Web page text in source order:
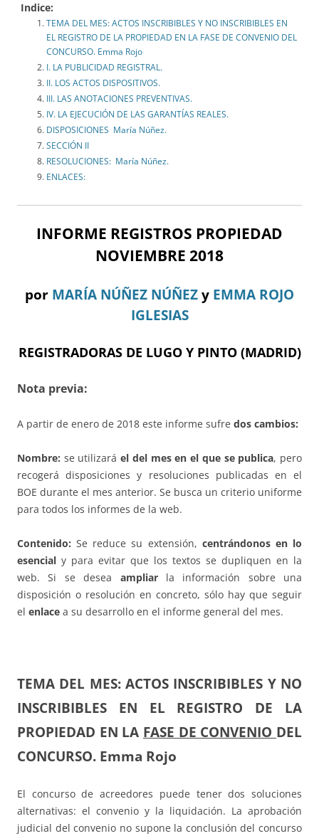
Indice:
TEMA DEL MES: ACTOS INSCRIBIBLES Y NO INSCRIBIBLES EN
EL REGISTRO DE LA PROPIEDAD EN LA FASE DE CONVENIO DEL
CONCURSO. Emma Rojo
I. LA PUBLICIDAD REGISTRAL.
II. LOS ACTOS DISPOSITIVOS.
III. LAS ANOTACIONES PREVENTIVAS.
IV. LA EJECUCIÓN DE LAS GARANTÍAS REALES.
DISPOSICIONES María Núñez.
SECCIÓN II
RESOLUCIONES: María Núñez.
ENLACES:
INFORME REGISTROS PROPIEDAD
NOVIEMBRE 2018
por MARÍA NÚÑEZ NÚÑEZ y EMMA ROJO
IGLESIAS
REGISTRADORAS DE LUGO Y PINTO (MADRID)
Nota previa:
A partir de enero de 2018 este informe sufre dos cambios:
Nombre: se utilizaráel del mes en el que se publica, pero
recogerá disposiciones y resoluciones publicadas en el
BOE durante el mes anterior. Se busca un criterio uniforme
para todos los informes de la web.
Contenido: Se reduce su extensión, centrándonos en lo
esencial y para evitar que los textos se dupliquen en la
web. Si se desea ampliarla información sobre una
disposición o resolución en concreto, sólo hay que seguir
el enlace a su desarrollo en el informe general del mes.
TEMA DEL MES: ACTOS INSCRIBIBLES Y NO
INSCRIBIBLES EN EL REGISTRO DE LA
PROPIEDAD EN LA FASE DE CONVENIO DEL
CONCURSO. Emma Rojo
El concurso de acreedores puede tener dos soluciones
alternativas: el convenio y la liquidación. La aprobación
judicial del convenio no supone la conclusión del concurso